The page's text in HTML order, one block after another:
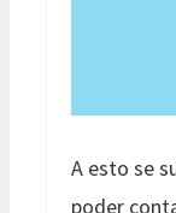
A esto se
poder